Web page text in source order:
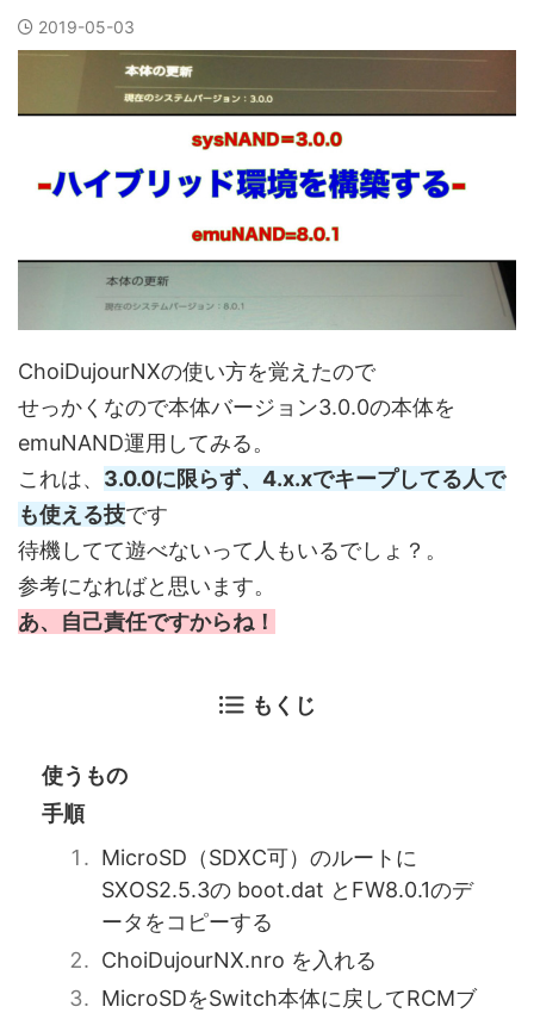
2019-05-03
ChoiDujourNXの使い方を覚えたので
せっかくなので本体バージョン3.0.0の本体を
emuNAND運用してみる。
これは、 3.0.0に限らず、4.x.xでキープしてる人で
も使える技です
待機してて遊べないって人もいるでしょ？。
参考になればと思います。
あ、自己責任ですからね！
もくじ
使うもの
手順
MicroSD（SDXC可）のルートに
SXOS2.5.3の boot.dat とFW8.0.1のデ
ータをコピーする
ChoiDujourNX.nro を入れる
MicroSDをSwitch本体に戻してRCMブ